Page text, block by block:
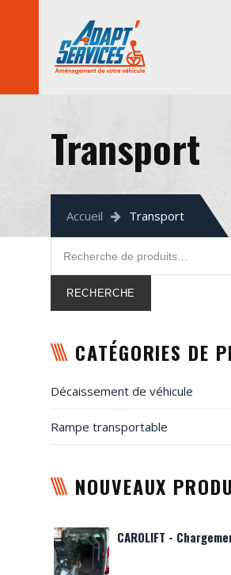
Conduite
Transfert
Transport
Auto-école
Devis gratuit
Transport
Accueil Transport
RECHERCHE
CATÉGORIES DE
Décaissement de véhicule
Rampe transportable
NOUVEAUX
CAROLIFT -